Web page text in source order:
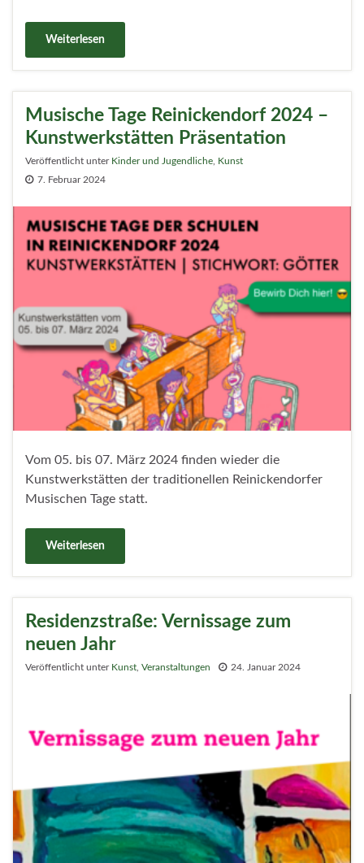
Weiterlesen
Musische Tage Reinickendorf 2024 –
Kunstwerkstätten Präsentation
Veröffentlicht unter Kinder und Jugendliche Kunst
7. Februar 2024
Vom 05. bis 07. März 2024 finden wieder die
Kunstwerkstätten der traditionellen Reinickendorfer
Musischen Tage statt.
Weiterlesen
Residenzstraße: Vernissage zum
neuen Jahr
Veröffentlicht unter Kunst Veranstaltungen 24. Januar 2024